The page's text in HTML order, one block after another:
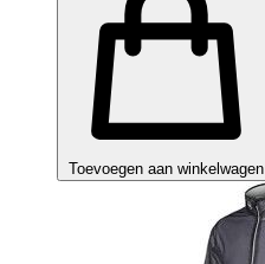
Toevoegen aan winkelwagen